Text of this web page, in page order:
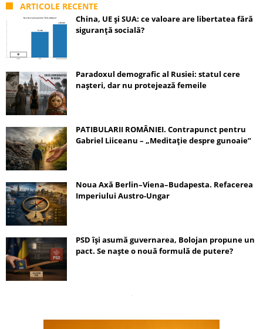
ARTICOLE RECENTE
China, UE și SUA: ce valoare are libertatea fără
siguranță socială?
Paradoxul demografic al Rusiei: statul cere
nașteri, dar nu protejează femeile
PATIBULARII ROMÂNIEI. Contrapunct pentru
Gabriel Liiceanu – „Meditație despre gunoaie”
Noua Axă Berlin–Viena–Budapesta. Refacerea
Imperiului Austro-Ungar
PSD își asumă guvernarea, Bolojan propune un
pact. Se naște o nouă formulă de putere?